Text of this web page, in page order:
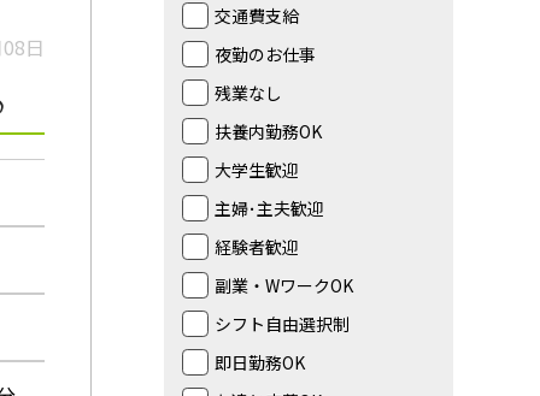
日
交通費支給
夜勤のお仕事
残業なし
扶養内勤務OK
大学生歓迎
主婦･主夫歓迎
経験者歓迎
副業・WワークOK
シフト自由選択制
即日勤務OK